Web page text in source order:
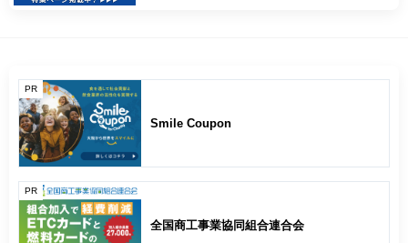
PR
Smile Coupon
PR
全国商工事業協同組合連合会